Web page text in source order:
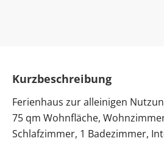
Kurzbeschreibung
Ferienhaus zur alleinigen
75 qm Wohnfläche,
Schlafzimmer, 1 Badezimmer,